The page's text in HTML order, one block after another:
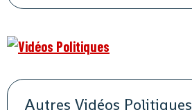
Autres Vidéos Politiques